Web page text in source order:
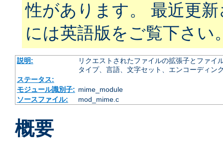
性があります。 最近更
には英語版をご覧下さい
説明:
リクエストされたファイルの拡張子とファ
タイプ、言語、文字セット、エンコーディン
ステータス:
モジュール識別子: mime_module
ソースファイル:
mod_mime.c
概要